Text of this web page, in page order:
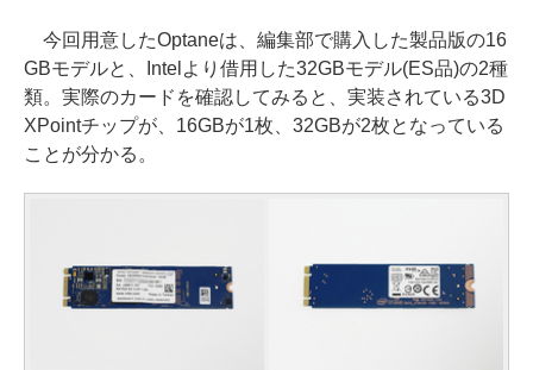
今回用意したOptaneは、編集部で購入した製品版の16
GBモデルと、Intelより借用した32GBモデル(ES品)の2種
類。実際のカードを確認してみると、実装されている3D
XPointチップが、16GBが1枚、32GBが2枚となっている
ことが分かる。